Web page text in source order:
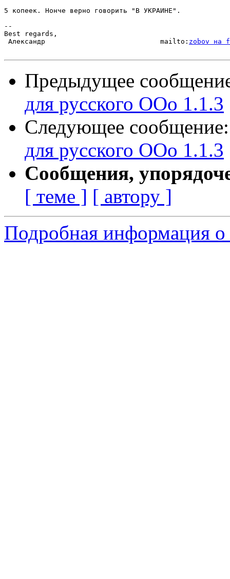
5 копеек. Нонче верно говорить "В УКРАИНЕ".
--
Best regards,
Александр                            mailto: zobov на
Предыдущее
для русского ООо 1.1.3
Следующее
для русского ООо 1.1.3
Сообщения,
[ теме ] [ автору ]
Подробная информация о